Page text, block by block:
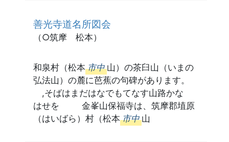
善光寺道名所図会
（○筑摩 松本）
和泉村（松本 市中 山）の茶臼山（いまの
弘法山）の麓に芭蕉の句碑があります。
,そばはまだはなでもてなす山路かな
はせを 金峯山保福寺は、筑摩郡埴原
（はいばら）村（松本 市中 山